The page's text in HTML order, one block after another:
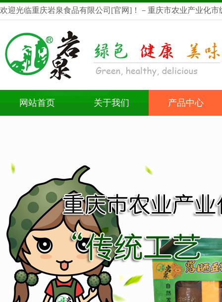
欢迎光临重庆岩泉食品有限公司[官网]！－重庆市农业产业化市
龙头企业
网站首页 关于我们 产品中心